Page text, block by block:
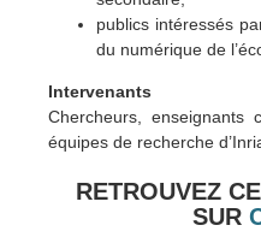
publics intéressés
du numérique de
Intervenants
Chercheurs, enseignants
équipes de recherche
RETROUVEZ
SUR